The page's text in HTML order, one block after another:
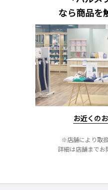
なら商品を
お近くの
※店舗により取
詳細は店舗までお